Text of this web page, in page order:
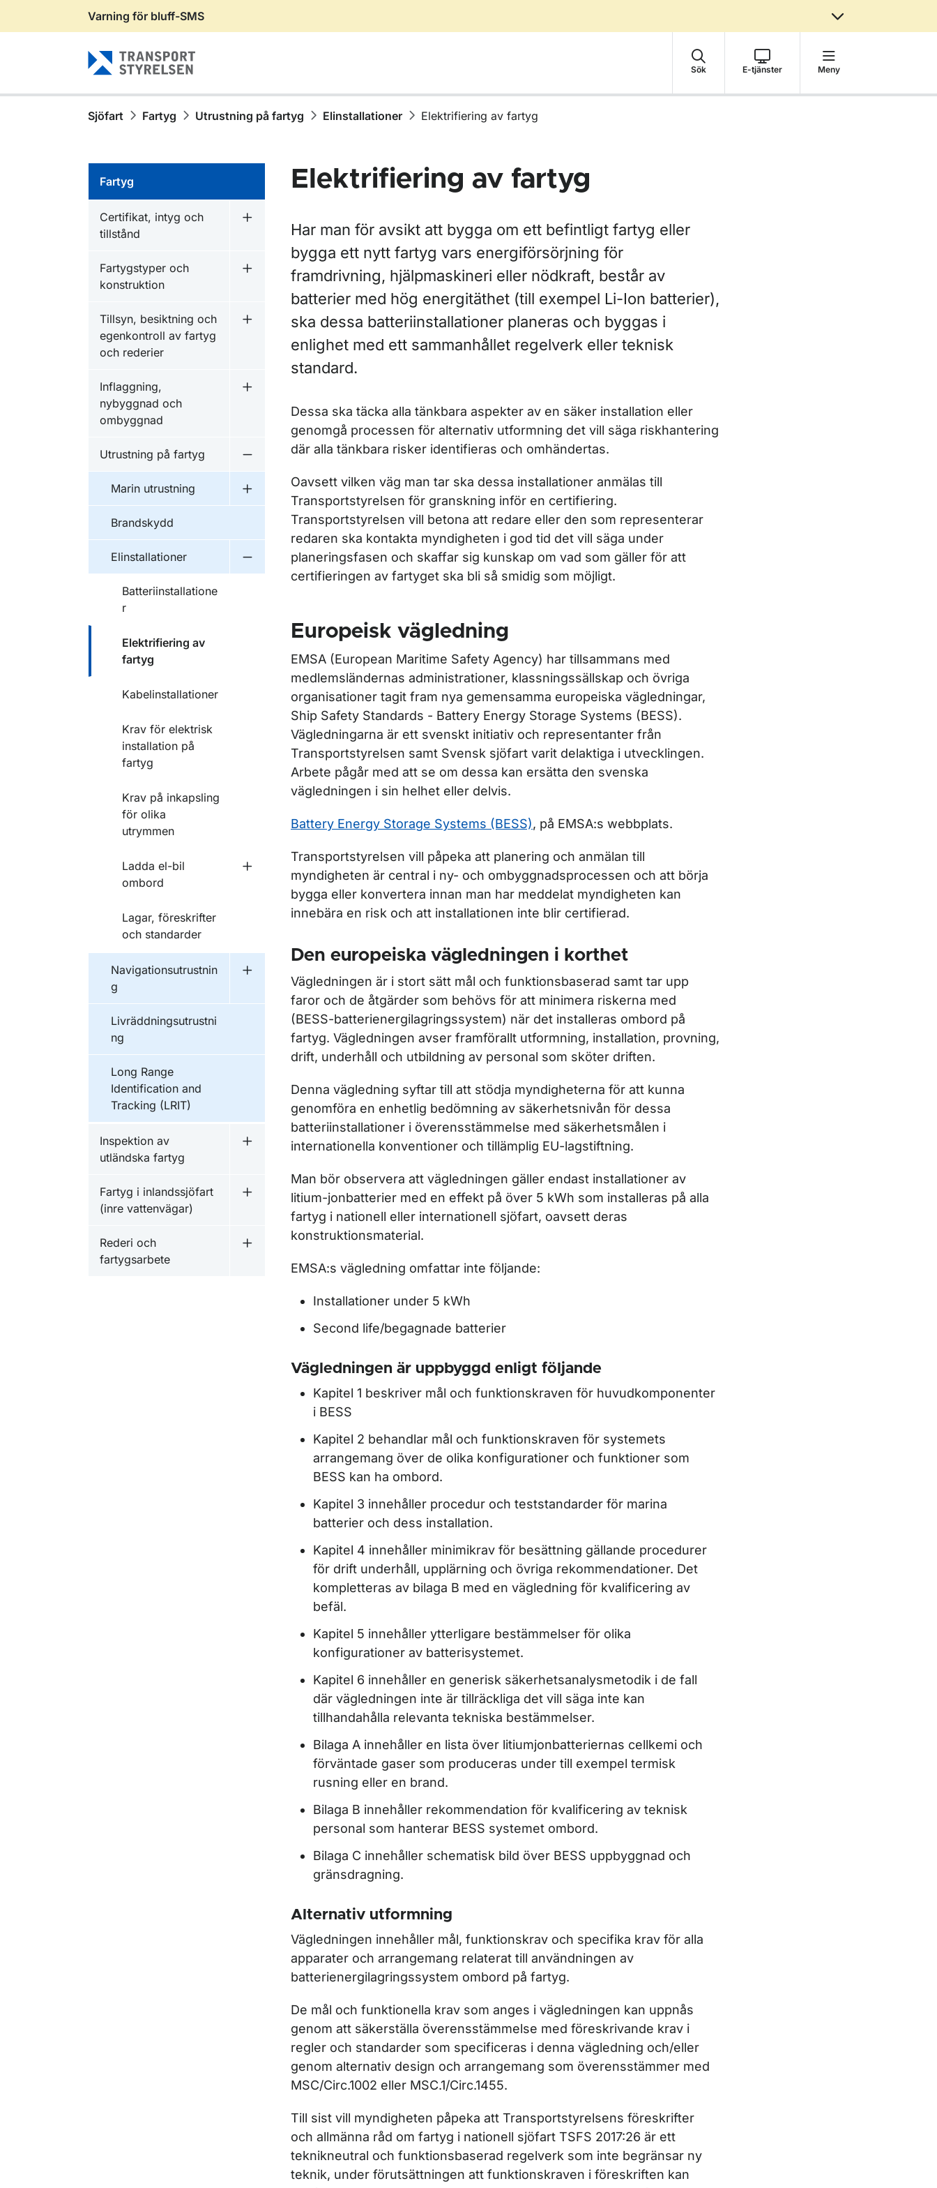
Gå till sidans innehåll
Varning för bluff-SMS
Sök E-tjänster Meny
Sjöfart Fartyg Utrustning på fartyg Elinstallationer Elektrifiering av fartyg
Fartyg
Certifikat, intyg och
tillstånd
Undermeny för Certifikat, intyg och tillstånd
Fartygstyper och
konstruktion
Undermeny för Fartygstyper och konstruktion
Tillsyn, besiktning och
egenkontroll av fartyg
och rederier
Undermeny för Tillsyn, besiktning och egenkontroll av fartyg och rederier
Inflaggning,
nybyggnad och
ombyggnad
Undermeny för Inflaggning, nybyggnad och ombyggnad
Utrustning på fartyg
Marin utrustning
Undermeny för Marin utrustning
Brandskydd
Elinstallationer
Undermeny för Elinstallationer
Batteriinstallatione
r
Elektrifiering av
fartyg
Kabelinstallationer
Krav för elektrisk
installation på
fartyg
Krav på inkapsling
för olika
utrymmen
Ladda el-bil
ombord
Undermeny för Ladda el-bil ombord
Lagar, föreskrifter
och standarder
Navigationsutrustnin
g
Undermeny för Navigationsutrustning
Livräddningsutrustni
ng
Long Range
Identification and
Tracking (LRIT)
Inspektion av
utländska fartyg
Undermeny för Inspektion av utländska fartyg
Fartyg i inlandssjöfart
(inre vattenvägar)
Undermeny för Fartyg i inlandssjöfart (inre vattenvägar)
Rederi och
fartygsarbete
Undermeny för Rederi och fartygsarbete
Elektrifiering av fartyg
Har man för avsikt att bygga om ett befintligt fartyg eller
bygga ett nytt fartyg vars energiförsörjning för
framdrivning, hjälpmaskineri eller nödkraft, består av
batterier med hög energitäthet (till exempel Li-Ion batterier),
ska dessa batteriinstallationer planeras och byggas i
enlighet med ett sammanhållet regelverk eller teknisk
standard.
Dessa ska täcka alla tänkbara aspekter av en säker installation eller
genomgå processen för alternativ utformning det vill säga riskhantering
där alla tänkbara risker identifieras och omhändertas.
Oavsett vilken väg man tar ska dessa installationer anmälas till
Transportstyrelsen för granskning inför en certifiering.
Transportstyrelsen vill betona att redare eller den som representerar
redaren ska kontakta myndigheten i god tid det vill säga under
planeringsfasen och skaffar sig kunskap om vad som gäller för att
certifieringen av fartyget ska bli så smidig som möjligt.
Europeisk vägledning
EMSA (European Maritime Safety Agency) har tillsammans med
medlemsländernas administrationer, klassningssällskap och övriga
organisationer tagit fram nya gemensamma europeiska vägledningar,
Ship Safety Standards - Battery Energy Storage Systems (BESS).
Vägledningarna är ett svenskt initiativ och representanter från
Transportstyrelsen samt Svensk sjöfart varit delaktiga i utvecklingen.
Arbete pågår med att se om dessa kan ersätta den svenska
vägledningen i sin helhet eller delvis.
Battery Energy Storage Systems (BESS), på EMSA:s webbplats.
Transportstyrelsen vill påpeka att planering och anmälan till
myndigheten är central i ny- och ombyggnadsprocessen och att börja
bygga eller konvertera innan man har meddelat myndigheten kan
innebära en risk och att installationen inte blir certifierad.
Den europeiska vägledningen i korthet
Vägledningen är i stort sätt mål och funktionsbaserad samt tar upp
faror och de åtgärder som behövs för att minimera riskerna med
(BESS-batterienergilagringssystem) när det installeras ombord på
fartyg. Vägledningen avser framförallt utformning, installation, provning,
drift, underhåll och utbildning av personal som sköter driften.
Denna vägledning syftar till att stödja myndigheterna för att kunna
genomföra en enhetlig bedömning av säkerhetsnivån för dessa
batteriinstallationer i överensstämmelse med säkerhetsmålen i
internationella konventioner och tillämplig EU-lagstiftning.
Man bör observera att vägledningen gäller endast installationer av
litium-jonbatterier med en effekt på över 5 kWh som installeras på alla
fartyg i nationell eller internationell sjöfart, oavsett deras
konstruktionsmaterial.
EMSA:s vägledning omfattar inte följande:
Installationer under 5 kWh
Second life/begagnade batterier
Vägledningen är uppbyggd enligt följande
Kapitel 1 beskriver mål och funktionskraven för huvudkomponenter
i BESS
Kapitel 2 behandlar mål och funktionskraven för systemets
arrangemang över de olika konfigurationer och funktioner som
BESS kan ha ombord.
Kapitel 3 innehåller procedur och teststandarder för marina
batterier och dess installation.
Kapitel 4 innehåller minimikrav för besättning gällande procedurer
för drift underhåll, upplärning och övriga rekommendationer. Det
kompletteras av bilaga B med en vägledning för kvalificering av
befäl.
Kapitel 5 innehåller ytterligare bestämmelser för olika
konfigurationer av batterisystemet.
Kapitel 6 innehåller en generisk säkerhetsanalysmetodik i de fall
där vägledningen inte är tillräckliga det vill säga inte kan
tillhandahålla relevanta tekniska bestämmelser.
Bilaga A innehåller en lista över litiumjonbatteriernas cellkemi och
förväntade gaser som produceras under till exempel termisk
rusning eller en brand.
Bilaga B innehåller rekommendation för kvalificering av teknisk
personal som hanterar BESS systemet ombord.
Bilaga C innehåller schematisk bild över BESS uppbyggnad och
gränsdragning.
Alternativ utformning
Vägledningen innehåller mål, funktionskrav och specifika krav för alla
apparater och arrangemang relaterat till användningen av
batterienergilagringssystem ombord på fartyg.
De mål och funktionella krav som anges i vägledningen kan uppnås
genom att säkerställa överensstämmelse med föreskrivande krav i
regler och standarder som specificeras i denna vägledning och/eller
genom alternativ design och arrangemang som överensstämmer med
MSC/Circ.1002 eller MSC.1/Circ.1455.
Till sist vill myndigheten påpeka att Transportstyrelsens föreskrifter
och allmänna råd om fartyg i nationell sjöfart TSFS 2017:26 är ett
teknikneutral och funktionsbaserad regelverk som inte begränsar ny
teknik, under förutsättningen att funktionskraven i föreskriften kan